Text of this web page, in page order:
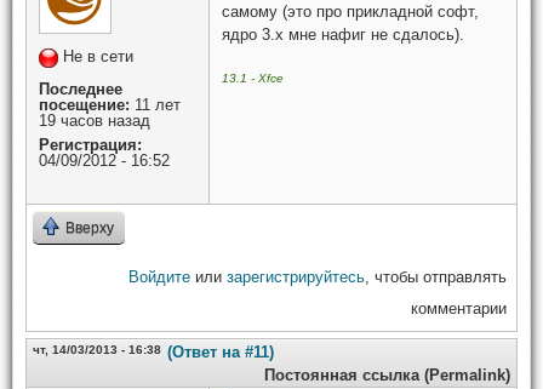
Не в сети
Последнее
посещение: 11 лет
19 часов назад
Регистрация:
04/09/2012 - 16:52
самому (это про прикладной софт,
ядро 3.х мне нафиг не сдалось).
13.1 - Xfce
Вверху
Войдите или зарегистрируйтесь , чтобы отправлять
комментарии
чт, 14/03/2013 - 16:38 (Ответ на #11)
Постоянная ссылка (Permalink)